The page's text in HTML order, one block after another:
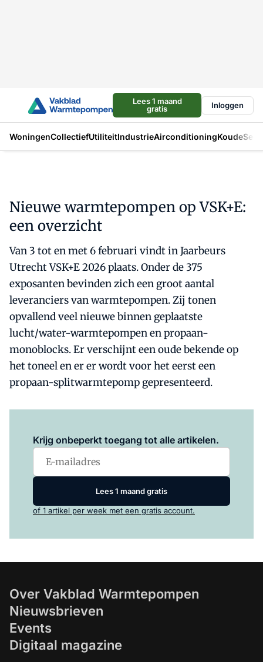
Lees 1 maand
gratis
Inloggen
WoningenCollectiefUtiliteitIndustrieAirconditioningKoude
Nieuwe warmtepompen op VSK+E:
een overzicht
Van 3 tot en met 6 februari vindt in Jaarbeurs
Utrecht VSK+E 2026 plaats. Onder de 375
exposanten bevinden zich een groot aantal
leveranciers van warmtepompen. Zij tonen
opvallend veel nieuwe binnen geplaatste
lucht/water-warmtepompen en propaan-
monoblocks. Er verschijnt een oude bekende op
het toneel en er er wordt voor het eerst een
propaan-splitwarmtepomp gepresenteerd.
Krijg onbeperkt toegang tot alle artikelen.
Lees 1 maand gratis
of 1 artikel per week met een gratis account.
Over Vakblad Warmtepompen
Nieuwsbrieven
Events
Digitaal magazine